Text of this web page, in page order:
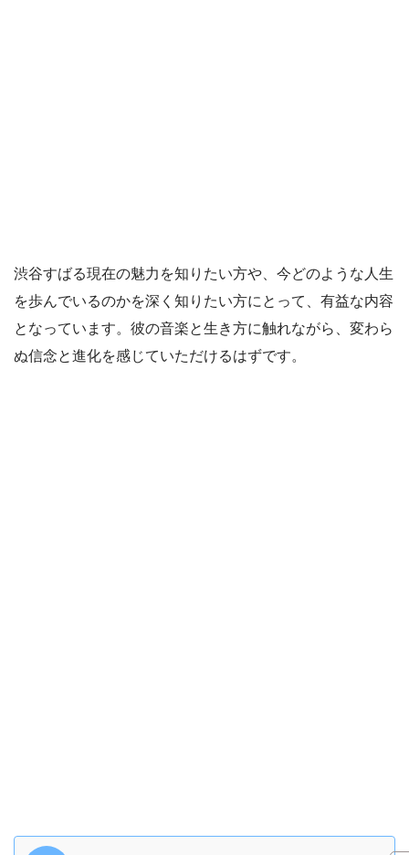
渋谷すばる現在の魅力を知りたい方や、今どのような人生
を歩んでいるのかを深く知りたい方にとって、有益な内容
となっています。彼の音楽と生き方に触れながら、変わら
ぬ信念と進化を感じていただけるはずです。